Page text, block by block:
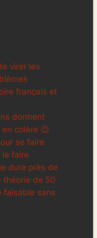
virer les
français et
dorment
colère 😉
se faire
faire
dure près de
théorie de 50
faisable sans